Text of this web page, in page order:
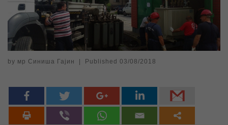
by мр Синиша Гајин Published 03/08/2018